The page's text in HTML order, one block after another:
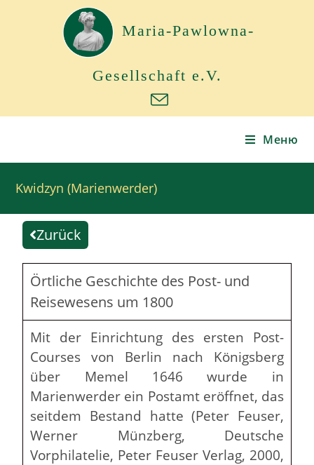
Maria-Pawlowna-
Gesellschaft e.V.
Меню
Kwidzyn (Marienwerder)
Zurück
Örtliche Geschichte des Post- und
Reisewesens um 1800
Mit der Einrichtung des ersten Post-
Courses von Berlin nach Königsberg
über Memel 1646 wurde in
Marienwerder ein Postamt eröffnet, das
seitdem Bestand hatte (Peter Feuser,
Werner Münzberg, Deutsche
Vorphilatelie, Peter Feuser Verlag, 2000,